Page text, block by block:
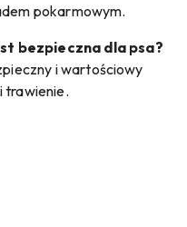
pokarmowym.
bezpieczna dla psa?
i wartościowy
trawienie.